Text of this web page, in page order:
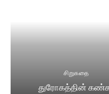
சிறுகதை
துரோகத்தின்